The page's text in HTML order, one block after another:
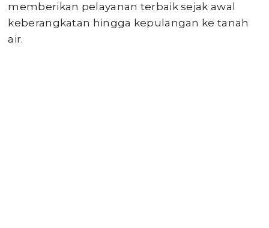
memberikan pelayanan terbaik sejak awal
keberangkatan hingga kepulangan ke tanah
air.